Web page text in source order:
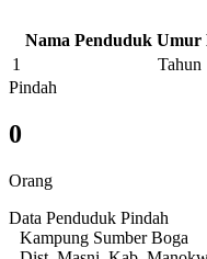
Nama Penduduk Umur
1
Tahun
Pindah
0
Orang
Data Penduduk Pindah
Kampung Sumber Boga